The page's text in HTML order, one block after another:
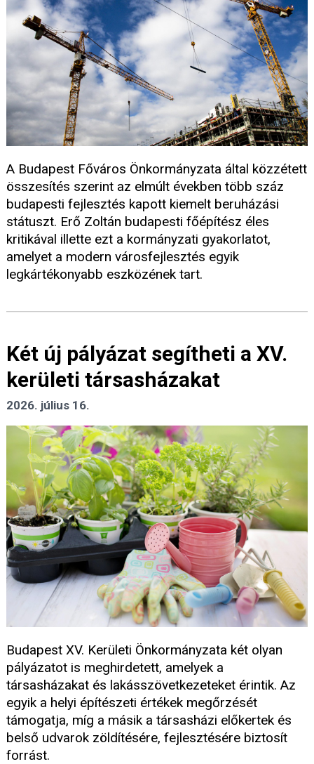
A Budapest Főváros Önkormányzata által közzétett
összesítés szerint az elmúlt években több száz
budapesti fejlesztés kapott kiemelt beruházási
státuszt. Erő Zoltán budapesti főépítész éles
kritikával illette ezt a kormányzati gyakorlatot,
amelyet a modern városfejlesztés egyik
legkártékonyabb eszközének tart.
Két új pályázat segítheti a XV.
kerületi társasházakat
2026. július 16.
Budapest XV. Kerületi Önkormányzata két olyan
pályázatot is meghirdetett, amelyek a
társasházakat és lakásszövetkezeteket érintik. Az
egyik a helyi építészeti értékek megőrzését
támogatja, míg a másik a társasházi előkertek és
belső udvarok zöldítésére, fejlesztésére biztosít
forrást.